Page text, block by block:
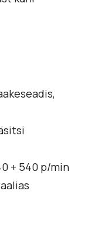
+ 540 p/min